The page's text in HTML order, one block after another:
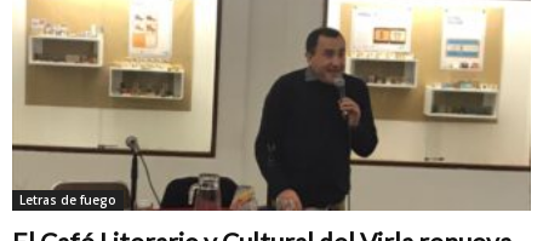
Letras de fuego